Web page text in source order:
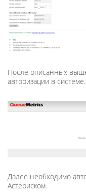
После описанных
авторизации в
Далее необходимо
Астериском.